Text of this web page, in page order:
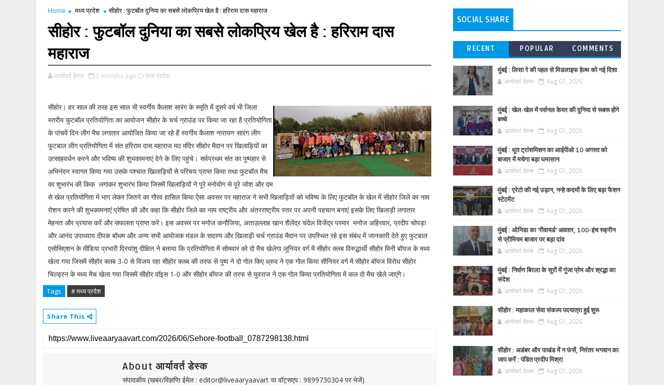
Home मध्य प्रदेश सीहोर : फुटबॉल दुनिया का सबसे लोकप्रिय खेल है : हरिराम दास महाराज
सीहोर : फुटबॉल दुनिया का सबसे लोकप्रिय खेल है : हरिराम दास
महाराज
आर्यावर्त डेस्क 2 months ago मध्य प्रदेश,
सीहोर। हर साल की तरह इस साल भी स्वर्गीय कैलाश सारंग के स्मृति में दूसरे वर्ष भी जिला
स्तरीय फुटबॉल प्रतियोगिता का आयोजन सीहोर के चर्च ग्राउंड पर किया जा रहा है प्रतियोगिता
के पांचवें दिन लीग मैच लगातार आयोजित किया जा रहे हैं स्वर्गीय कैलाश नारायण सारंग लीग
फुटबाल लीग प्रतियोगिता में संत हरिराम दास महाराज मठ मंदिर सीहोर मैदान पर खिलाड़ियों का
उत्साहवर्धन करने और भविष्य की शुभकामनाएं देने के लिए पहुंचे। सर्वप्रथम संत का पुष्पहार से
अभिनंदन स्वागत किया गया उसके पश्चात खिलाड़ियों से परिचय प्राप्त किया तथा फुटबॉल मैच
का शुभारंभ की किक लगाकर शुभारंभ किया जिसमें खिलाड़ियों ने पूरे मनोयोग से पूरे जोश और दम
से खेल प्रतियोगिता में भाग लेकर जितने का गौरव हासिल किया ऐसा अवसर पर महाराज ने सभी खिलाड़ियों को भविष्य के लिए फुटबॉल के खेल में सीहोर जिले का नाम
रोशन करने की शुभकामनाएं प्रेषित की और कहा कि सीहोर जिले का नाम राष्ट्रीय और अंतरराष्ट्रीय स्तर पर अपनी पहचान बनाएं इसके लिए खिलाड़ी लगातार
मेहनत और प्रयास करें और सफलता प्राप्त करें। इस अवसर पर मनोज कनौजिया, अताउल्लाह खान शैलेंद्र चंदेल विजेंद्र परमार मनोज अहिरवार, प्रदीप चोपड़ा
और आनंद उपाध्याय दीपक बॉथम और अन्य सभी आयोजक मंडल के सदस्य और खिलाड़ी चर्च ग्राउंड मैदान पर उपस्थित रहे इस संबंध में जानकारी देते हुए फुटबाल
एसोसिएशन के मीडिया प्रभारी प्रियांशु दीक्षित ने बताया कि प्रतियोगिता में सोमवार को दो मैच खेलेगा जूनियर वर्ग में सीहोर क्लब विरुद्धार्थी सीहोर मिनी बॉयज के मध्य
खेला गया जिसमें सीहोर क्लब 3-0 से विजय रहा सीहोर क्लब की तरफ से पुष्प ने दो गोल किए ध्रुव ने एक गोल किया सीनियर वर्ग में सीहोर बॉयज विरोध सीहोर
चिल्ड्रन के मध्य मैच खेला गया जिसमें सीहोर वॉइस 1-0 और सीहोर बॉयज की तरफ से युवराज ने एक गोल किया प्रतियोगिता में कल दो मैच खेले जाएंगे।
Tags # मध्य प्रदेश
Share This
About आर्यावर्त डेस्क
संपादकीय (खबर/विज्ञप्ति ईमेल : editor@liveaaryaavart या वॉट्सएप : 9899730304 पर भेजें)
SOCIAL SHARE
RECENT POPULAR COMMENTS
मुंबई : लिसा रे की पहल से मिडलाइफ हेल्थ को नई दिशा
आर्यावर्त डेस्क Aug 07, 2026
मुंबई : खेल-खेल में पर्सनल केयर की दुनिया से रूबरू होंगे
बच्चे
आर्यावर्त डेस्क Aug 07, 2026
मुंबई : धूत ट्रांसमिशन का आईपीओ 10 अगस्त को
बाजार में मचेगा बड़ा घमासान
आर्यावर्त डेस्क Aug 07, 2026
मुंबई : एरेटो की नई उड़ान, नन्हे कदमों के लिए बड़ा फैशन
स्टेटमेंट
आर्यावर्त डेस्क Aug 07, 2026
मुंबई : ओनिडा का 'रीवायर्ड’ अवतार, 100-इंच स्क्रीन
से प्रीमियम बाजार पर बड़ा दांव
आर्यावर्त डेस्क Aug 07, 2026
मुंबई : निर्वाण बिरला के सुरों में गूंजा प्रेम और श्रद्धा का
संदेश
आर्यावर्त डेस्क Aug 07, 2026
सीहोर : महाकाल सेवा संकल्प पदयात्रा हुई शुरू
आर्यावर्त डेस्क Aug 07, 2026
सीहोर : अडंबर और पाखंड में न फंसें, निरंतर भगवान का
जाप करें : पंडित प्रदीप मिश्रा
आर्यावर्त डेस्क Aug 07, 2026